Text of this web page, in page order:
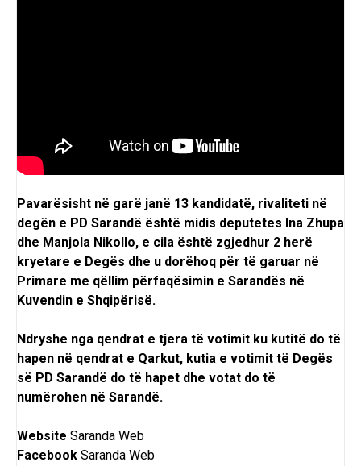
Pavarësisht në garë janë 13 kandidatë, rivaliteti në
degën e PD Sarandë është midis deputetes Ina Zhupa
dhe Manjola Nikollo, e cila është zgjedhur 2 herë
kryetare e Degës dhe u dorëhoq për të garuar në
Primare me qëllim përfaqësimin e Sarandës në
Kuvendin e Shqipërisë.
Ndryshe nga qendrat e tjera të votimit ku kutitë do të
hapen në qendrat e Qarkut, kutia e votimit të Degës
së PD Sarandë do të hapet dhe votat do të
numërohen në Sarandë.
Website Saranda Web
Facebook Saranda Web